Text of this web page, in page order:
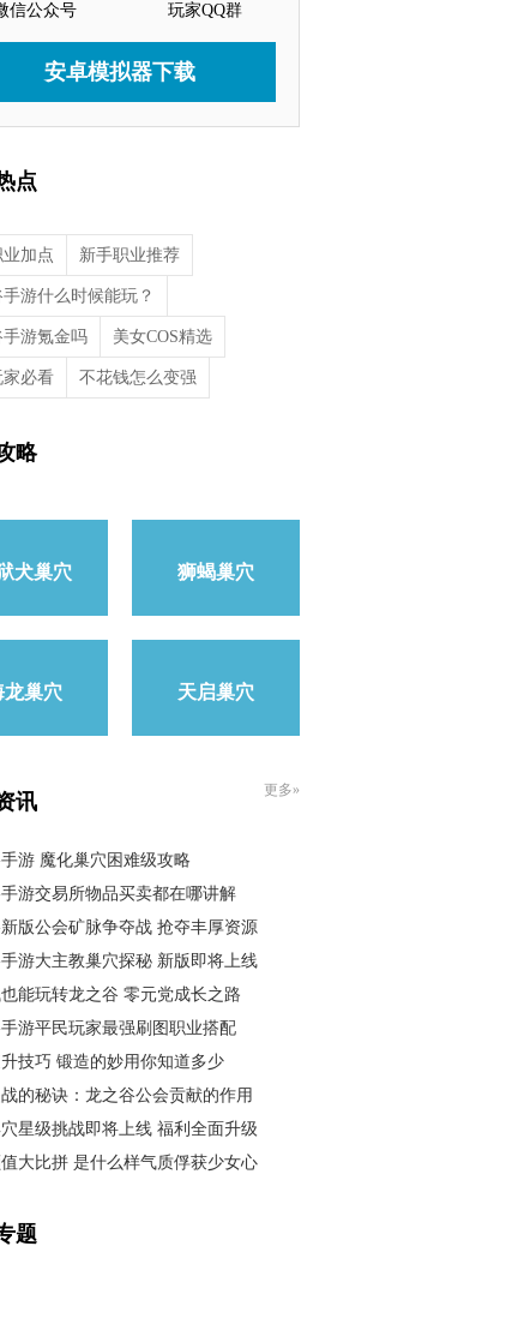
信公众号 玩家QQ群
安卓模拟器下载
点
加点 新手职业推荐
游什么时候能玩？
游氪金吗 美女COS精选
家必看 不花钱怎么变强
略
犬巢穴 狮蝎巢穴
龙巢穴 天启巢穴
讯 更多»
游 魔化巢穴困难级攻略
游交易所物品买卖都在哪讲解
版公会矿脉争夺战 抢夺丰厚资源
游大主教巢穴探秘 新版即将上线
能玩转龙之谷 零元党成长之路
游平民玩家最强刷图职业搭配
技巧 锻造的妙用你知道多少
的秘诀：龙之谷公会贡献的作用
星级挑战即将上线 福利全面升级
大比拼 是什么样气质俘获少女心
题